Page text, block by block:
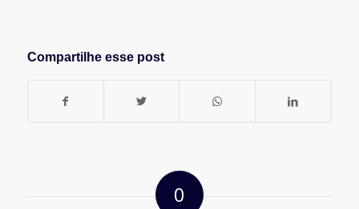
Compartilhe esse post
0